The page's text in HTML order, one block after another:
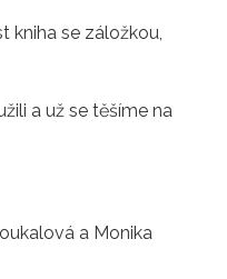
kniha se záložkou,
a už se těšíme na
a Monika